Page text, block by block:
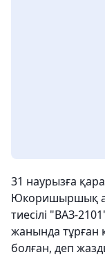
31 наурызға
Юкоришыршық
тиесілі "ВАЗ-
жанында тұрған
болған, деп